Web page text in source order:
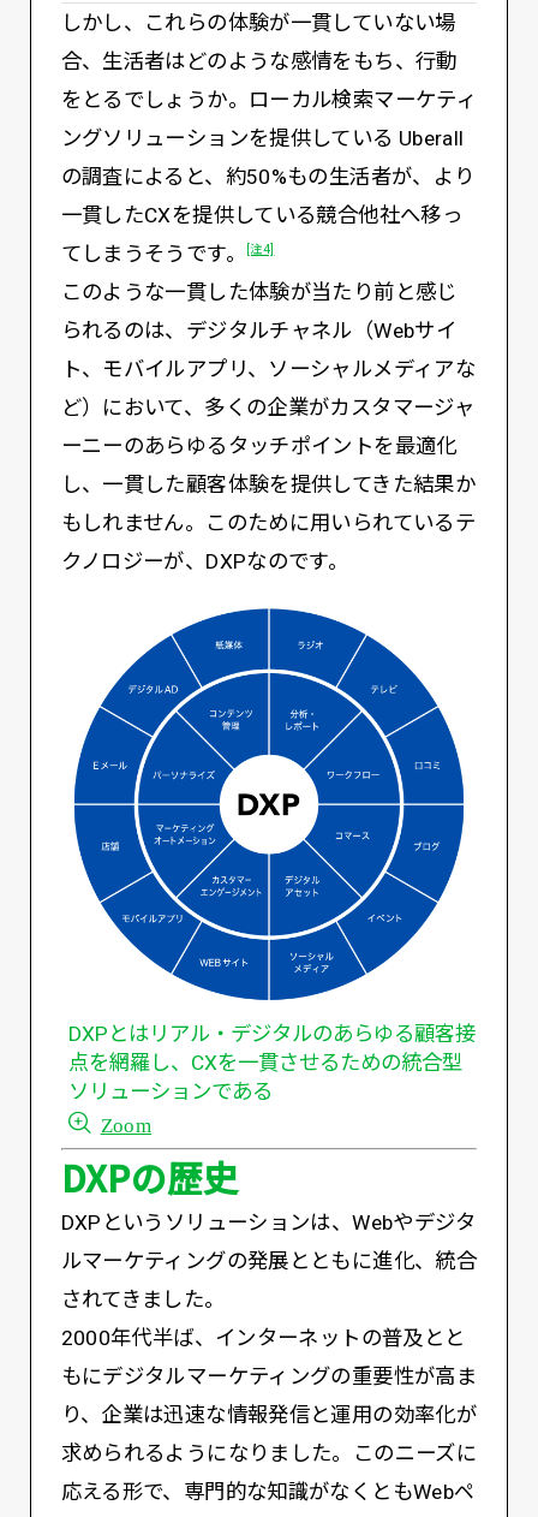
しかし、これらの体験が一貫していない場
合、生活者はどのような感情をもち、行動
をとるでしょうか。ローカル検索マーケティ
ングソリューションを提供している Uberall
の調査によると、約50%もの生活者が、より
一貫したCXを提供している競合他社へ移っ
てしまうそうです。
[注4]
このような一貫した体験が当たり前と感じ
られるのは、デジタルチャネル（Webサイ
ト、モバイルアプリ、ソーシャルメディアな
ど）において、多くの企業がカスタマージャ
ーニーのあらゆるタッチポイントを最適化
し、一貫した顧客体験を提供してきた結果か
もしれません。このために用いられているテ
クノロジーが、DXPなのです。
DXPとはリアル・デジタルのあらゆる顧客接
点を網羅し、CXを一貫させるための統合型
ソリューションである
Zoom
DXPの歴史
DXPというソリューションは、Webやデジタ
ルマーケティングの発展とともに進化、統合
されてきました。
2000年代半ば、インターネットの普及とと
もにデジタルマーケティングの重要性が高ま
り、企業は迅速な情報発信と運用の効率化が
求められるようになりました。このニーズに
応える形で、専門的な知識がなくともWebペ